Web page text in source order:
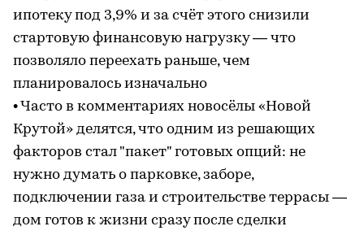
ипотеку под 3,9% и за счёт этого снизили
стартовую финансовую нагрузку — что
позволяло переехать раньше, чем
планировалось изначально
• Часто в комментариях новосёлы «Новой
Крутой» делятся, что одним из решающих
факторов стал "пакет" готовых опций: не
нужно думать о парковке, заборе,
подключении газа и строительстве террасы —
дом готов к жизни сразу после сделки